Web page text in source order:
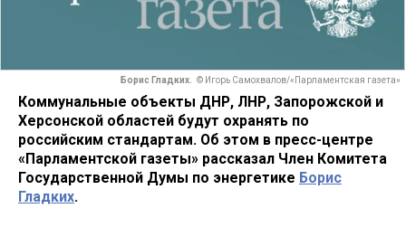
Борис Гладких. © Игорь Самохвалов/«Парламентская газета»
Коммунальные объекты ДНР, ЛНР, Запорожской и
Херсонской областей будут охранять по
российским стандартам. Об этом в пресс-центре
«Парламентской газеты» рассказал Член Комитета
Государственной Думы по энергетике Борис
Гладких.